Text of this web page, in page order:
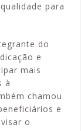
para
do
e
mais
à
chamou
e
o